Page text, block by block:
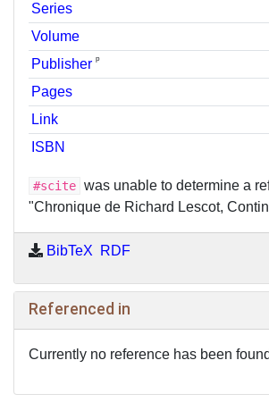
Series
Volume
Publisher ᵖ
Pages
Link
ISBN
#scite was unable to determine a
"Chronique de Richard Lescot,
BibTeX RDF
Referenced in
Currently no reference has been